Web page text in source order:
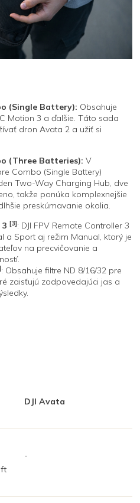
(Single Battery): Obsahuje
Motion 3 a ďalšie. Táto sada
dron Avata 2 a užiť si
(Three Batteries): V
Combo (Single Battery)
Two-Way Charging Hub, dve
takže ponúka komplexnejšie
preskúmavanie okolia.
[3]: DJI FPV Remote Controller 3
a Sport aj režim Manual, ktorý je
na precvičovanie a
: Obsahuje filtre ND 8/16/32 pre
zaisťujú zodpovedajúci jas a
DJI Avata
-